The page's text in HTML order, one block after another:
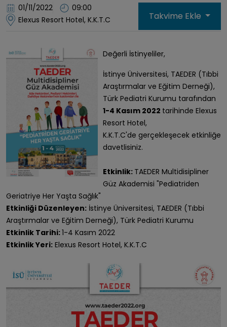
01/11/2022
09:00
Elexus Resort Hotel, K.K.T.C
Takvime Ekle
Değerli İstinyeliler,
İstinye Üniversitesi, TAEDER (Tıbbi
Araştırmalar ve Eğitim Derneği),
Türk Pediatri Kurumu tarafından
1-4 Kasım 2022 tarihinde Elexus
Resort Hotel,
K.K.T.C'de gerçekleşecek etkinliğe
davetlisiniz.
Etkinlik: TAEDER Multidisipliner
Güz Akademisi "Pediatriden
Geriatriye Her Yaşta Sağlık"
Etkinliği Düzenleyen: İstinye Üniversitesi, TAEDER (Tıbbi
Araştırmalar ve Eğitim Derneği), Türk Pediatri Kurumu
Etkinlik Tarihi:1-4 Kasım 2022
Etkinlik Yeri: Elexus Resort Hotel, K.K.T.C